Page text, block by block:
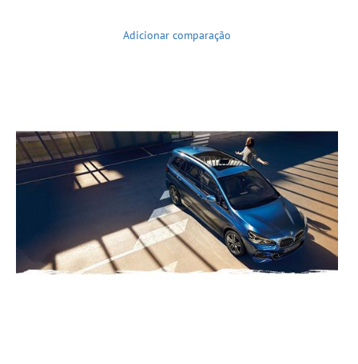
Adicionar comparação